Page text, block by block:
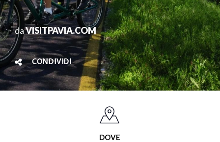
daVISITPAVIA.COM
CONDIVIDI
DOVE